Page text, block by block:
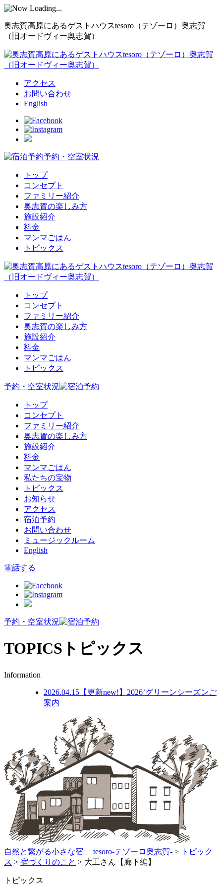
奥志賀高原にあるゲストハウスtesoro（テゾーロ）奥志賀
（旧オードヴィー奥志賀）
アクセス
お問い合わせ
English
予約・空室状況
トップ
コンセプト
ファミリー紹介
奥志賀の楽しみ方
施設紹介
料金
マンマごはん
トピックス
トップ
コンセプト
ファミリー紹介
奥志賀の楽しみ方
施設紹介
料金
マンマごはん
トピックス
予約・空室状況
トップ
コンセプト
ファミリー紹介
奥志賀の楽しみ方
施設紹介
料金
マンマごはん
私たちの宝物
トピックス
お知らせ
アクセス
宿泊予約
お問い合わせ
ミュージックルーム
English
電話する
予約・空室状況
TOPICS トピックス
Information
2026.04.15 【更新new!】2026’グリーンシーズンご
案内
自然と繋がる小さな宿 tesoro-テゾーロ奥志賀- > トピック
ス > 宿づくりのこと > 大工さん【廊下編】
トピックス